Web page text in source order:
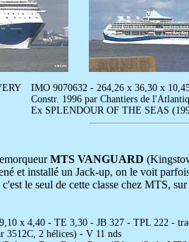
IMO 9070632 - 264,26 x 36,30 x
Constr. 1996 par Chantiers de
Ex SPLENDOUR OF THE SEAS
MTS VANGUARD
et installé un Jack-up, on le voit
le seul de cette classe chez MTS,
x 4,40 - TE 3,30 - JB 327 - TPL 222 -
3512C, 2 hélices) - V 11 nds